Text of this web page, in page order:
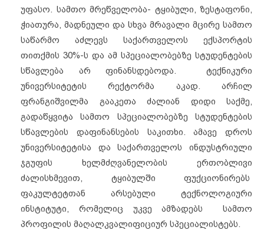
უფასო. სამთო მრეწველობა- ტყიბული, ზესტაფონი,
ჭიათურა, მადნეული და სხვა მრავალი მცირე სამთო
საწარმო აძლევს საქართველოს ექსპორტის
თითქმის 30%-ს და ამ სპეციალობებზე სტუდენტების
სწავლება არ ფინანსდებოდა. ტექნიკური
უნივერსიტეტის რექტორმა აკად. არჩილ
ფრანგიშვილმა გააკეთა ძალიან დიდი საქმე,
გადაწყვიტა სამთო სპეციალობებზე სტუდენტების
სწავლების დაფინანსების საკითხი. ამავე დროს
უნივერსიტეტისა და საქართველოს ინდუსტრიული
ჯგუფის ხელმძღვანელობის ერთობლივი
ძალისხმევით, ტყიბულში ფუქციონირებს
ფაკულტეტთან არსებული ტექნოლოგიური
ინსტიტუტი, რომელიც უკვე ამზადებს სამთო
პროფილის მაღალკვალიფიციურ სპეციალისტებს.